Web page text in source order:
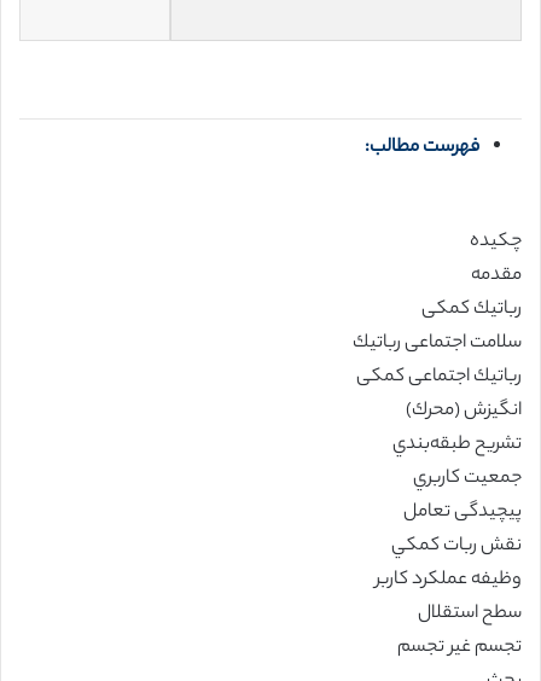
فهرست مطالب:
چکیده
مقدمه
رباتیك کمکی
سلامت اجتماعی رباتیك‌
رباتیك اجتماعی کمکی
انگیزش (محرك)
تشريح طبقه‌بندي
جمعیت کاربري
پیچیدگی تعامل
نقش ربات کمکي
وظیفه عملکرد کاربر
سطح استقلال
تجسم غیر تجسم